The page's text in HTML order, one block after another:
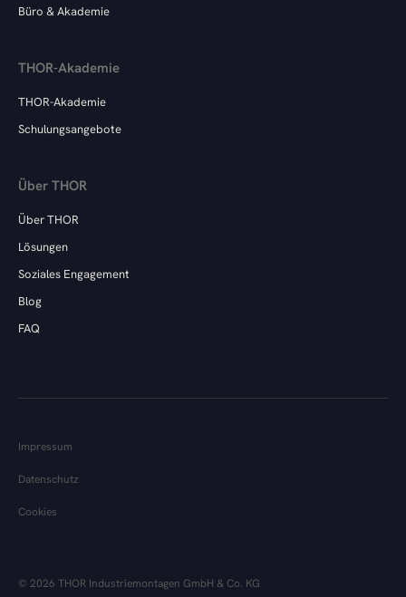
Büro & Akademie
THOR-Akademie
THOR-Akademie
Schulungsangebote
Über THOR
Über THOR
Lösungen
Soziales Engagement
Blog
FAQ
Impressum
Datenschutz
Cookies
© 2026 THOR Industriemontagen GmbH & Co. KG